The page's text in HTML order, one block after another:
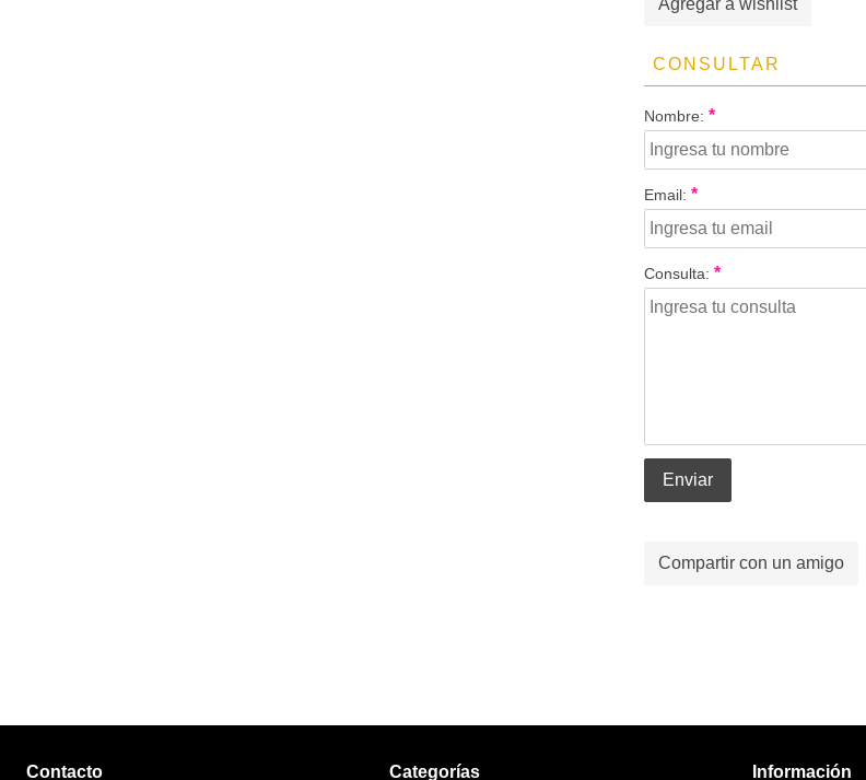
Agregar a wishlist
CONSULTAR
Nombre: *
Email: *
Consulta: *
Enviar
Compartir con un amigo
Contacto Categorías Información